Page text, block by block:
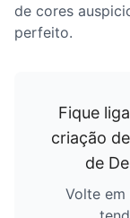
de cores
perfeito.
Fique
criação
de
Volte